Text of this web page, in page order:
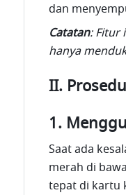
dan
Catatan: Fitur
hanya
II.
Saat ada
merah di
tepat di kartu